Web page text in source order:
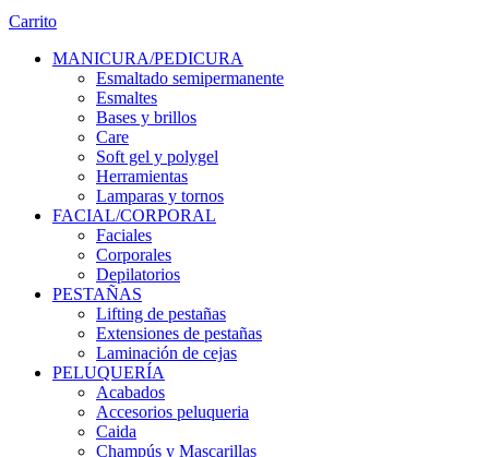
Carrito
MANICURA/PEDICURA
Esmaltado semipermanente
Esmaltes
Bases y brillos
Care
Soft gel y polygel
Herramientas
Lamparas y tornos
FACIAL/CORPORAL
Faciales
Corporales
Depilatorios
PESTAÑAS
Lifting de pestañas
Extensiones de pestañas
Laminación de cejas
PELUQUERÍA
Acabados
Accesorios peluqueria
Caida
Champús y Mascarillas